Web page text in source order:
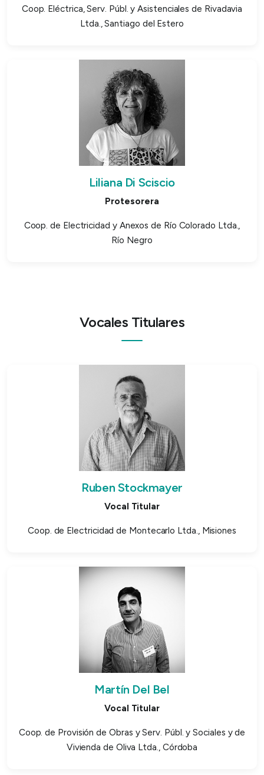
Coop. Eléctrica, Serv. Públ. y Asistenciales de Rivadavia
Ltda., Santiago del Estero
Liliana Di Sciscio
Protesorera
Coop. de Electricidad y Anexos de Río Colorado Ltda.,
Río Negro
Vocales Titulares
Ruben Stockmayer
Vocal Titular
Coop. de Electricidad de Montecarlo Ltda., Misiones
Martín Del Bel
Vocal Titular
Coop. de Provisión de Obras y Serv. Públ. y Sociales y de
Vivienda de Oliva Ltda., Córdoba